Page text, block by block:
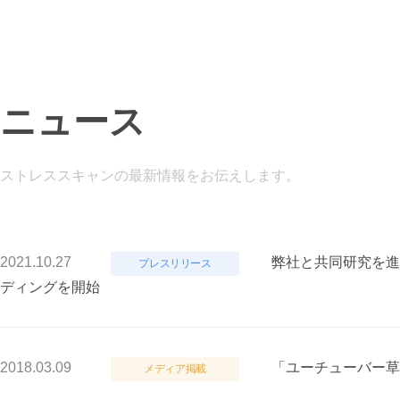
ニュース
ストレススキャンの最新情報をお伝えします。
2021.10.27 プレスリリース
弊社と共同研究を
ディングを開始
2018.03.09 メディア掲載 「ユーチューバー